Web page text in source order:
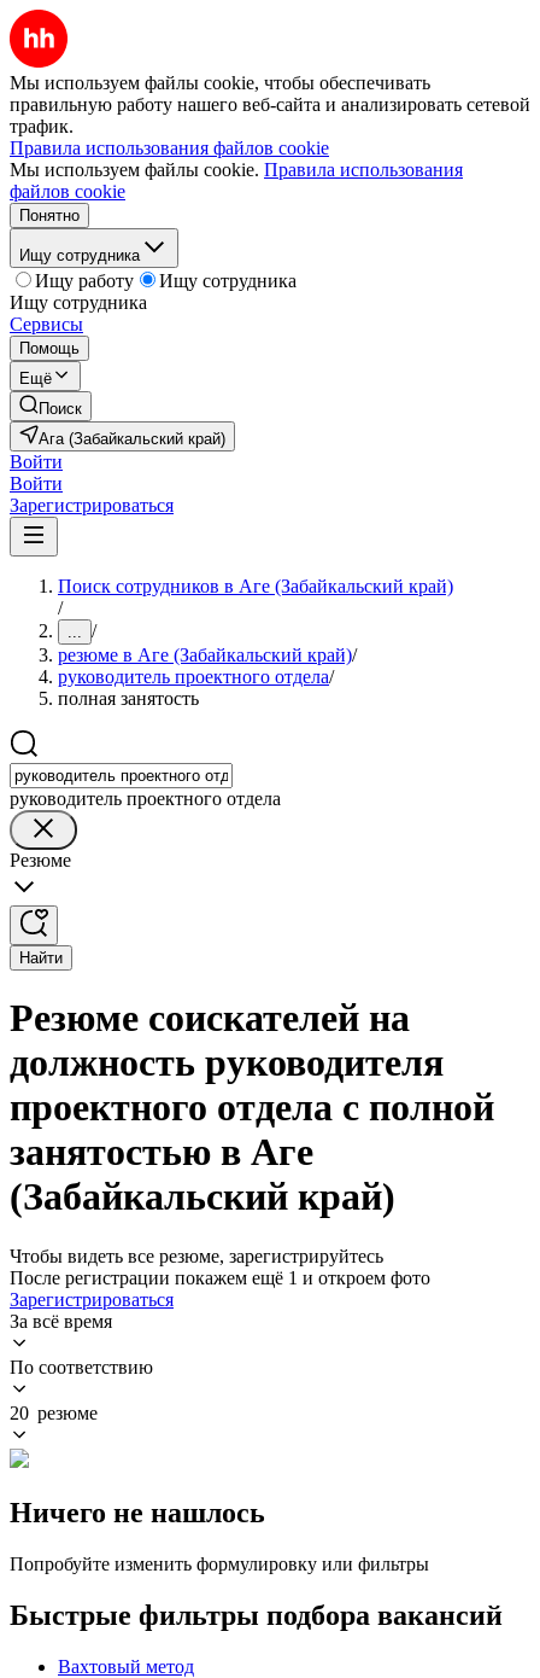
Мы используем файлы cookie, чтобы обеспечивать
правильную работу нашего веб-сайта и анализировать сетевой
трафик.
Правила использования файлов cookie
Мы используем файлы cookie. Правила использования
файлов cookie
Понятно
Ищу сотрудника
Ищу работу
Ищу сотрудника
Ищу сотрудника
Сервисы
Помощь
Ещё
Поиск
Ага (Забайкальский край)
Войти
Войти
Зарегистрироваться
Поиск сотрудников в Аге (Забайкальский край)
/
... /
резюме в Аге (Забайкальский край)/
руководитель проектного отдела/
полная занятость
руководитель проектного отдела
Резюме
Найти
Резюме соискателей на
должность руководителя
проектного отдела с полной
занятостью в Аге
(Забайкальский край)
Чтобы видеть все резюме, зарегистрируйтесь
После регистрации покажем ещё 1 и откроем фото
Зарегистрироваться
За всё время
По соответствию
20 резюме
Ничего не нашлось
Попробуйте изменить формулировку или фильтры
Быстрые фильтры подбора вакансий
Вахтовый метод